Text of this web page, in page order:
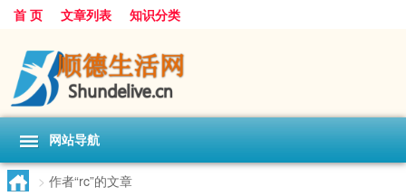
首 页 文章列表 知识分类
网站导航
> 作者“rc”的文章